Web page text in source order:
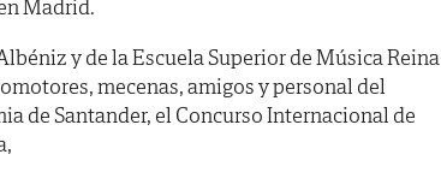
Madrid.
y de la Escuela Superior de Música Reina
mecenas, amigos y personal del
de Santander, el Concurso Internacional de